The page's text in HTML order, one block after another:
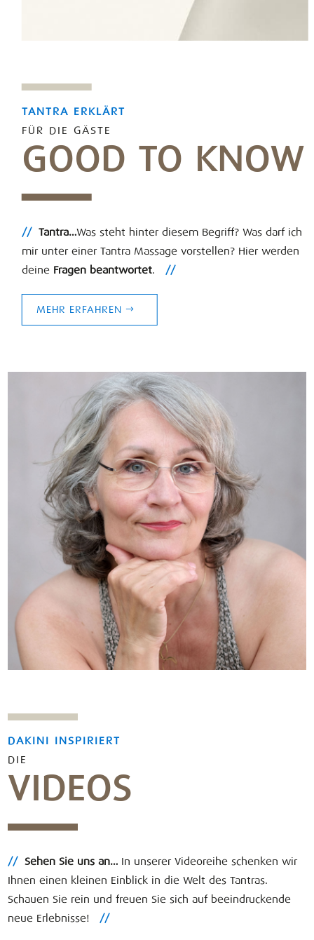
TANTRA ERKLÄRT
FÜR DIE GÄSTE
GOOD TO KNOW
// Tantra…Was steht hinter diesem Begriff? Was darf ich
mir unter einer Tantra Massage vorstellen? Hier werden
deine Fragen beantwortet. //
MEHR ERFAHREN
DAKINI INSPIRIERT
DIE
VIDEOS
// Sehen Sie uns an… In unserer Videoreihe schenken wir
Ihnen einen kleinen Einblick in die Welt des Tantras.
Schauen Sie rein und freuen Sie sich auf beeindruckende
neue Erlebnisse! //